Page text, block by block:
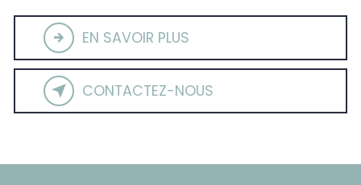
EN SAVOIR PLUS
CONTACTEZ-NOUS